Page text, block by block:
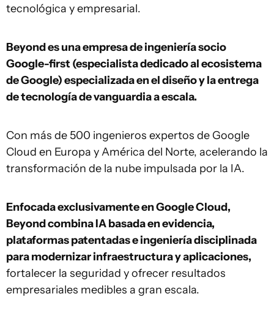
tecnológica y empresarial.
Beyond es una empresa de ingeniería socio
Google-first (especialista dedicado al ecosistema
de Google) especializada en el diseño y la entrega
de tecnología de vanguardia a escala.
Con más de 500 ingenieros expertos de Google
Cloud en Europa y América del Norte, acelerando la
transformación de la nube impulsada por la IA.
Enfocada exclusivamente en Google Cloud,
Beyond combina IA basada en evidencia,
plataformas patentadas e ingeniería disciplinada
para modernizar infraestructura y aplicaciones,
fortalecer la seguridad y ofrecer resultados
empresariales medibles a gran escala.